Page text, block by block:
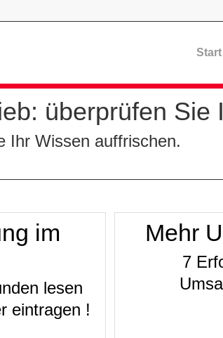
Start
überprüfen Sie
Ihr Wissen auffrischen.
im
lesen
eintragen !
Mehr
7